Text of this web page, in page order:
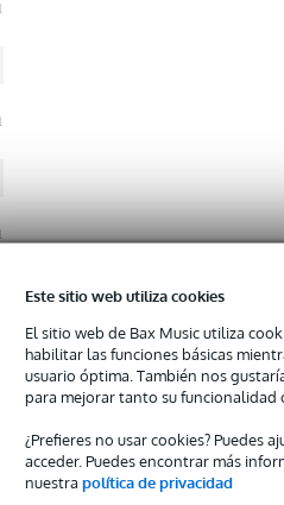
Este sitio web utiliza cookies
El sitio web de Bax Music utiliza
habilitar las funciones básicas
usuario óptima. También nos
para mejorar tanto su funcionalidad
¿Prefieres no usar cookies? Puedes
acceder. Puedes encontrar más
nuestra política de privacidad